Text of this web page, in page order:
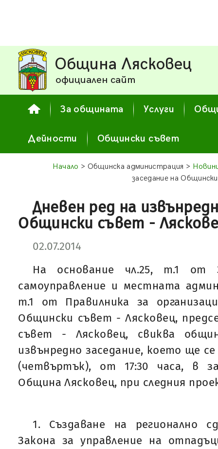
Община Лясковец
официален сайт
За общината Услуги
Дейности Общински съвет
Начало > Общинска администрация >
заседание на
Дневен ред на
Общински съвет -
02.07.2014
На основание чл.25, т.1 от
самоуправление и местната
т.1 от Правилника за
Общински съвет - Лясковец,
съвет - Лясковец, свиква
извънредно заседание, което ще се
(четвъртък), от 17:30 часа, в
Община Лясковец, при следния
1. Създаване на регионално
Закона за управление на